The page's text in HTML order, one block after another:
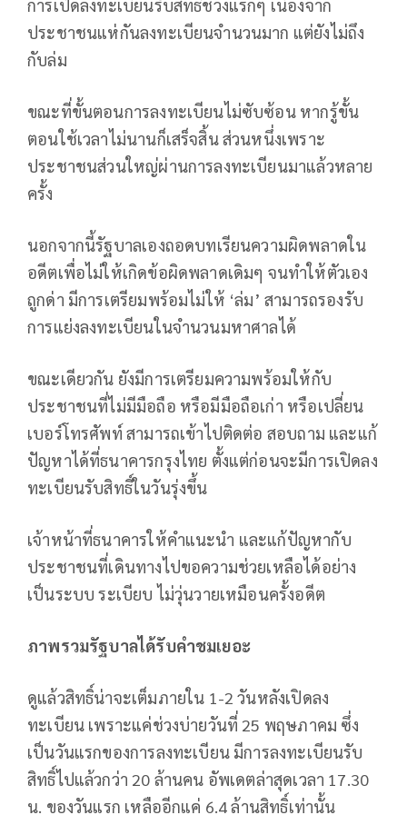
การเปิดลงทะเบียนรับสิทธิ์ช่วงแรกๆ เนื่องจาก
ประชาชนแห่กันลงทะเบียนจำนวนมาก แต่ยังไม่ถึง
กับล่ม
ขณะที่ขั้นตอนการลงทะเบียนไม่ซับซ้อน หากรู้ขั้น
ตอนใช้เวลาไม่นานก็เสร็จสิ้น ส่วนหนึ่งเพราะ
ประชาชนส่วนใหญ่ผ่านการลงทะเบียนมาแล้วหลาย
ครั้ง
นอกจากนี้รัฐบาลเองถอดบทเรียนความผิดพลาดใน
อดีตเพื่อไม่ให้เกิดข้อผิดพลาดเดิมๆ จนทำให้ตัวเอง
ถูกด่า มีการเตรียมพร้อมไม่ให้ ‘ล่ม’ สามารถรองรับ
การแย่งลงทะเบียนในจำนวนมหาศาลได้
ขณะเดียวกัน ยังมีการเตรียมความพร้อมให้กับ
ประชาชนที่ไม่มีมือถือ หรือมีมือถือเก่า หรือเปลี่ยน
เบอร์โทรศัพท์ สามารถเข้าไปติดต่อ สอบถาม และแก้
ปัญหาได้ที่ธนาคารกรุงไทย ตั้งแต่ก่อนจะมีการเปิดลง
ทะเบียนรับสิทธิ์ในวันรุ่งขึ้น
เจ้าหน้าที่ธนาคารให้คำแนะนำ และแก้ปัญหากับ
ประชาชนที่เดินทางไปขอความช่วยเหลือได้อย่าง
เป็นระบบ ระเบียบ ไม่วุ่นวายเหมือนครั้งอดีต
ภาพรวมรัฐบาลได้รับคำชมเยอะ
ดูแล้วสิทธิ์น่าจะเต็มภายใน 1-2 วันหลังเปิดลง
ทะเบียน เพราะแค่ช่วงบ่ายวันที่ 25 พฤษภาคม ซึ่ง
เป็นวันแรกของการลงทะเบียน มีการลงทะเบียนรับ
สิทธิ์ไปแล้วกว่า 20 ล้านคน อัพเดตล่าสุดเวลา 17.30
น. ของวันแรก เหลืออีกแค่ 6.4 ล้านสิทธิ์เท่านั้น